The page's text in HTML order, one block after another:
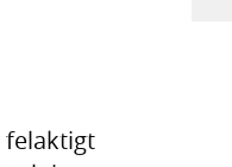
felaktigt